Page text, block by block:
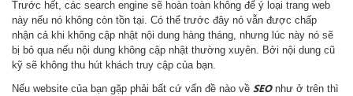
Trước hết, các search engine sẽ hoàn toàn không để ý loại trang web
này nếu nó không còn tồn tại. Có thể trước đây nó vẫn được chấp
nhận cả khi không cập nhật nội dung hàng tháng, nhưng lúc này nó sẽ
bị bỏ qua nếu nội dung không cập nhật thường xuyên. Bởi nội dung cũ
kỹ sẽ không thu hút khách truy cập của bạn.
Nếu website của bạn gặp phải bất cứ vấn đề nào về SEO như ở trên thì